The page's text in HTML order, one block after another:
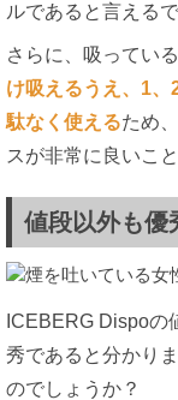
ルであると言えるで
さらに、吸ってい
け吸えるうえ、1
駄なく使えるため
スが非常に良いこ
値段以外も優
ICEBERG Dispoの
秀であると分かり
のでしょうか？